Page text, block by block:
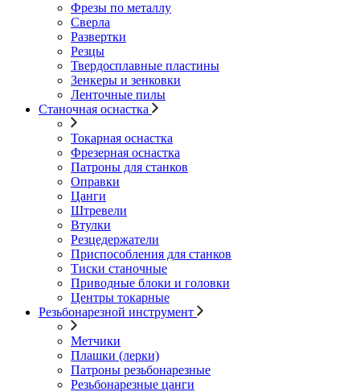
Фрезы по металлу
Сверла
Развертки
Резцы
Твердосплавные пластины
Зенкеры и зенковки
Ленточные пилы
Станочная оснастка
Токарная оснастка
Фрезерная оснастка
Патроны для станков
Оправки
Цанги
Штревели
Втулки
Резцедержатели
Приспособления для станков
Тиски станочные
Приводные блоки и головки
Центры токарные
Резьбонарезной инструмент
Метчики
Плашки (лерки)
Патроны резьбонарезные
Резьбонарезные цанги